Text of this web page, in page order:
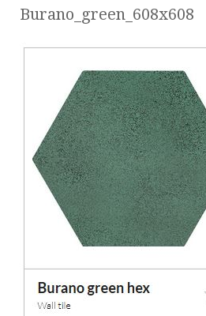
Burano_green_608x608